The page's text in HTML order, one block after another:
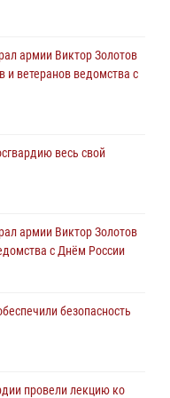
армии Виктор Золотов
и ветеранов ведомства с
весь свой
армии Виктор Золотов
с Днём России
безопасность
провели лекцию ко